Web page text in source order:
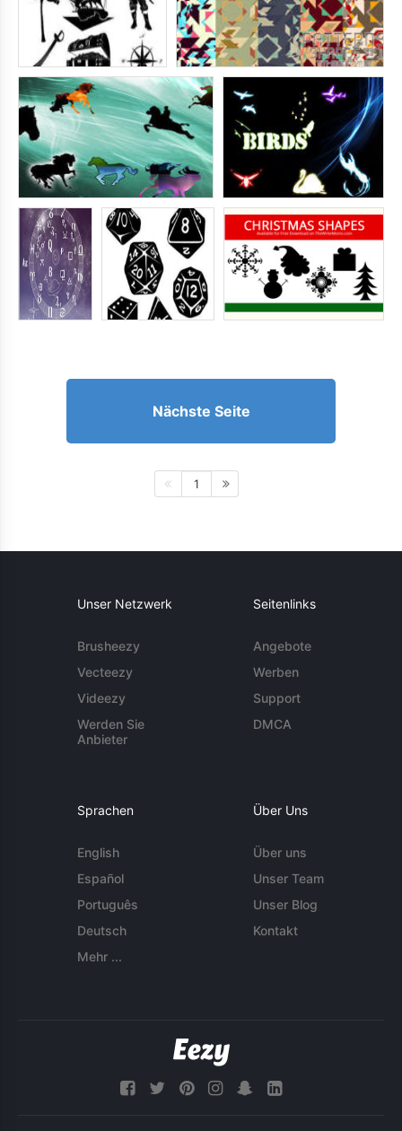
Nächste Seite
1
Unser Netzwerk
Brusheezy
Vecteezy
Videezy
Werden Sie
Anbieter
Seitenlinks
Angebote
Werben
Support
DMCA
Sprachen
English
Español
Português
Deutsch
Mehr ...
Über Uns
Über uns
Unser Team
Unser Blog
Kontakt